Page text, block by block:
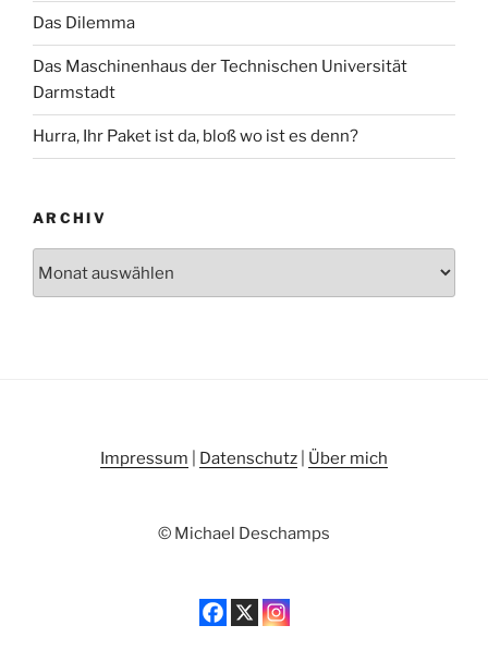
Das Dilemma
Das Maschinenhaus der Technischen Universität
Darmstadt
Hurra, Ihr Paket ist da, bloß wo ist es denn?
ARCHIV
Impressum Datenschutz Über mich
© Michael Deschamps